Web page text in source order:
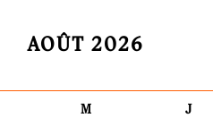
AOÛT 2026
M J